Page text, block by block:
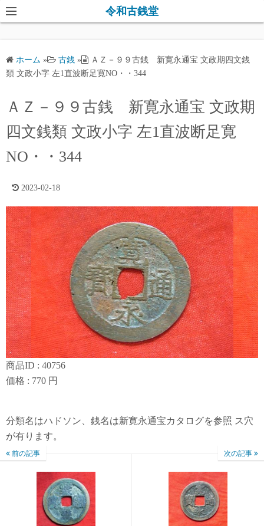
コ
ン
ツ
令和古銭堂
ホーム » 古銭 »
ＡＺ－９９古銭 新寛永通宝 文政期四文銭
類 文政小字 左1直波断足寛NO・・344
ＡＺ－９９古銭 新寛永通宝 文政期
四文銭類 文政小字 左1直波断足寛
NO・・344
2023-02-18
商品ID : 40756
価格 : 770 円
分類名はハドソン、銭名は新寛永通宝カタログを参照 ス穴
が有ります。
前の記事 次の記事